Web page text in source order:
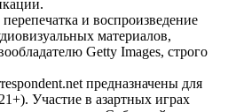
и воспроизведение
материалов,
Getty Images, строго
предназначены для
Участие в азартных играх